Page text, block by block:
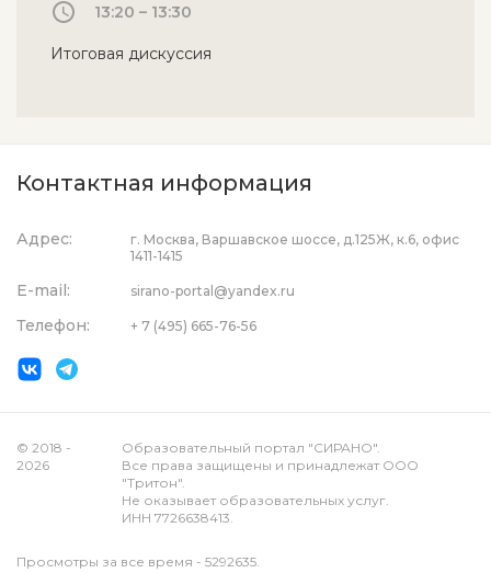
13:20 – 13:30
Итоговая дискуссия
Контактная информация
Адрес:
г. Москва, Варшавское шоссе, д.125Ж, к.6, офис
1411-1415
E-mail: sirano-portal@yandex.ru
Телефон: + 7 (495) 665-76-56
© 2018 -
2026
Образовательный портал "СИРАНО".
Все права защищены и принадлежат ООО
"Тритон".
Не оказывает образовательных услуг.
ИНН 7726638413.
Просмотры за все время - 5292635.